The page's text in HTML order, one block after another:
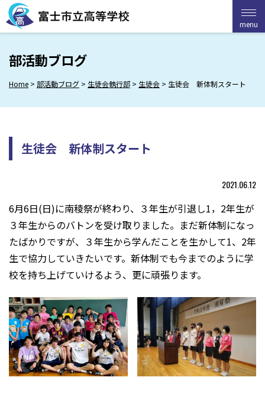
Skip
to
content
部活動ブログ
Home > 部活動ブログ > 生徒会執行部 > 生徒会 > 生徒会 新体制スタート
生徒会 新体制スタート
2021.06.12
6月6日(日)に南稜祭が終わり、３年生が引退し1，2年生が
３年生からのバトンを受け取りました。まだ新体制になっ
たばかりですが、３年生から学んだことを生かして1、2年
生で協力していきたいです。新体制でも今までのように学
校を持ち上げていけるよう、更に頑張ります。
menu
menu